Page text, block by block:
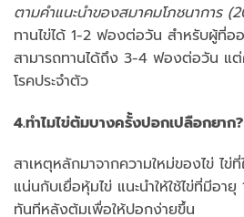
ตามคำแนะนำของสมาคมโภชนาการ
ทานไข่ได้ 1-2 ฟองต่อวัน สำหรับผู้ที่อ
สามารถทานได้ถึง 3-4 ฟองต่อวัน แ
โรคประจำตัว
4.ทำไมไข่ต้มบางครั้งปอกเปลือกยาก?
สาเหตุหลักมาจากความใหม่ของไข่ ไข่
แน่นกับเยื่อหุ้มไข่ แนะนำให้ใช้ไข่ที่มีอา
ทันทีหลังต้มเพื่อให้ปอกง่ายขึ้น